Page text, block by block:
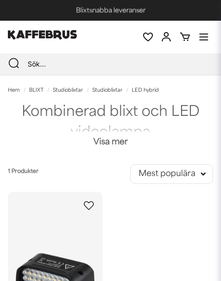
Blixtsnabba leveranser
Fri frakt vid köp över 1000 kr *
Hem BLIXT Studioblixtar Studioblixtar LED hybrid
Kombinerad blixt och LED
videolampa
smart lösning för dig som både jobbar med blixtfotografering och
Visa mer
1 Produkter Mest populära